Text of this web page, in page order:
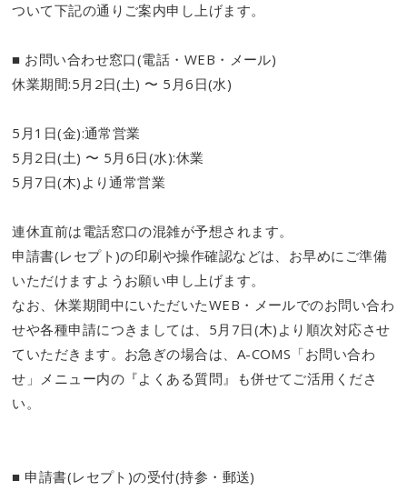
ついて下記の通りご案内申し上げます。
■ お問い合わせ窓口(電話・WEB・メール)
休業期間:5月2日(土) 〜 5月6日(水)
5月1日(金):通常営業
5月2日(土) 〜 5月6日(水):休業
5月7日(木)より通常営業
連休直前は電話窓口の混雑が予想されます。
申請書(レセプト)の印刷や操作確認などは、お早めにご準備
いただけますようお願い申し上げます。
なお、休業期間中にいただいたWEB・メールでのお問い合わ
せや各種申請につきましては、5月7日(木)より順次対応させ
ていただきます。お急ぎの場合は、A-COMS「お問い合わ
せ」メニュー内の『よくある質問』も併せてご活用くださ
い。
■ 申請書(レセプト)の受付(持参・郵送)